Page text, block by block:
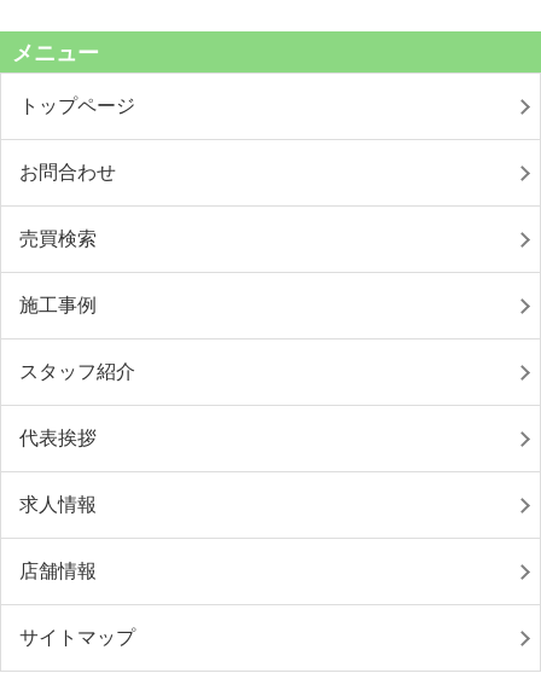
メニュー
トップページ
お問合わせ
売買検索
施工事例
スタッフ紹介
代表挨拶
求人情報
店舗情報
サイトマップ